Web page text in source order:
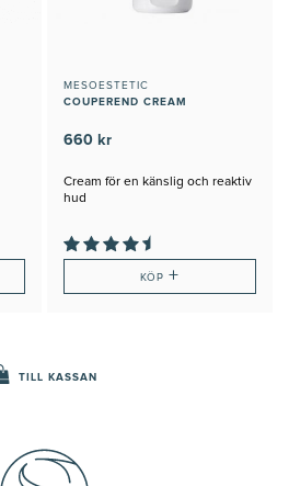
MESOESTETIC
COUPEREND CREAM
660 kr
Cream för en känslig och reaktiv
hud
KÖP +
TILL KASSAN